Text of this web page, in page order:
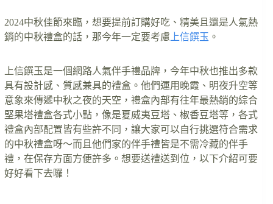
2024中秋佳節來臨，想要提前訂購好吃、精美且還是人氣熱
銷的中秋禮盒的話，那今年一定要考慮 上信饌玉 。
上信饌玉是一個網路人氣伴手禮品牌，今年中秋也推出多款
具有設計感、質感兼具的禮盒。他們運用晚霞、明夜升空等
意象來傳遞中秋之夜的天空，禮盒內部有往年最熱銷的綜合
堅果塔禮盒各式小點，像是夏威夷豆塔、椒香豆塔等，各式
禮盒內部配置皆有些許不同，讓大家可以自行挑選符合需求
的中秋禮盒呀～而且他們家的伴手禮皆是不需冷藏的伴手
禮，在保存方面方便許多。想要送禮送到位，以下介紹可要
好好看下去囉！